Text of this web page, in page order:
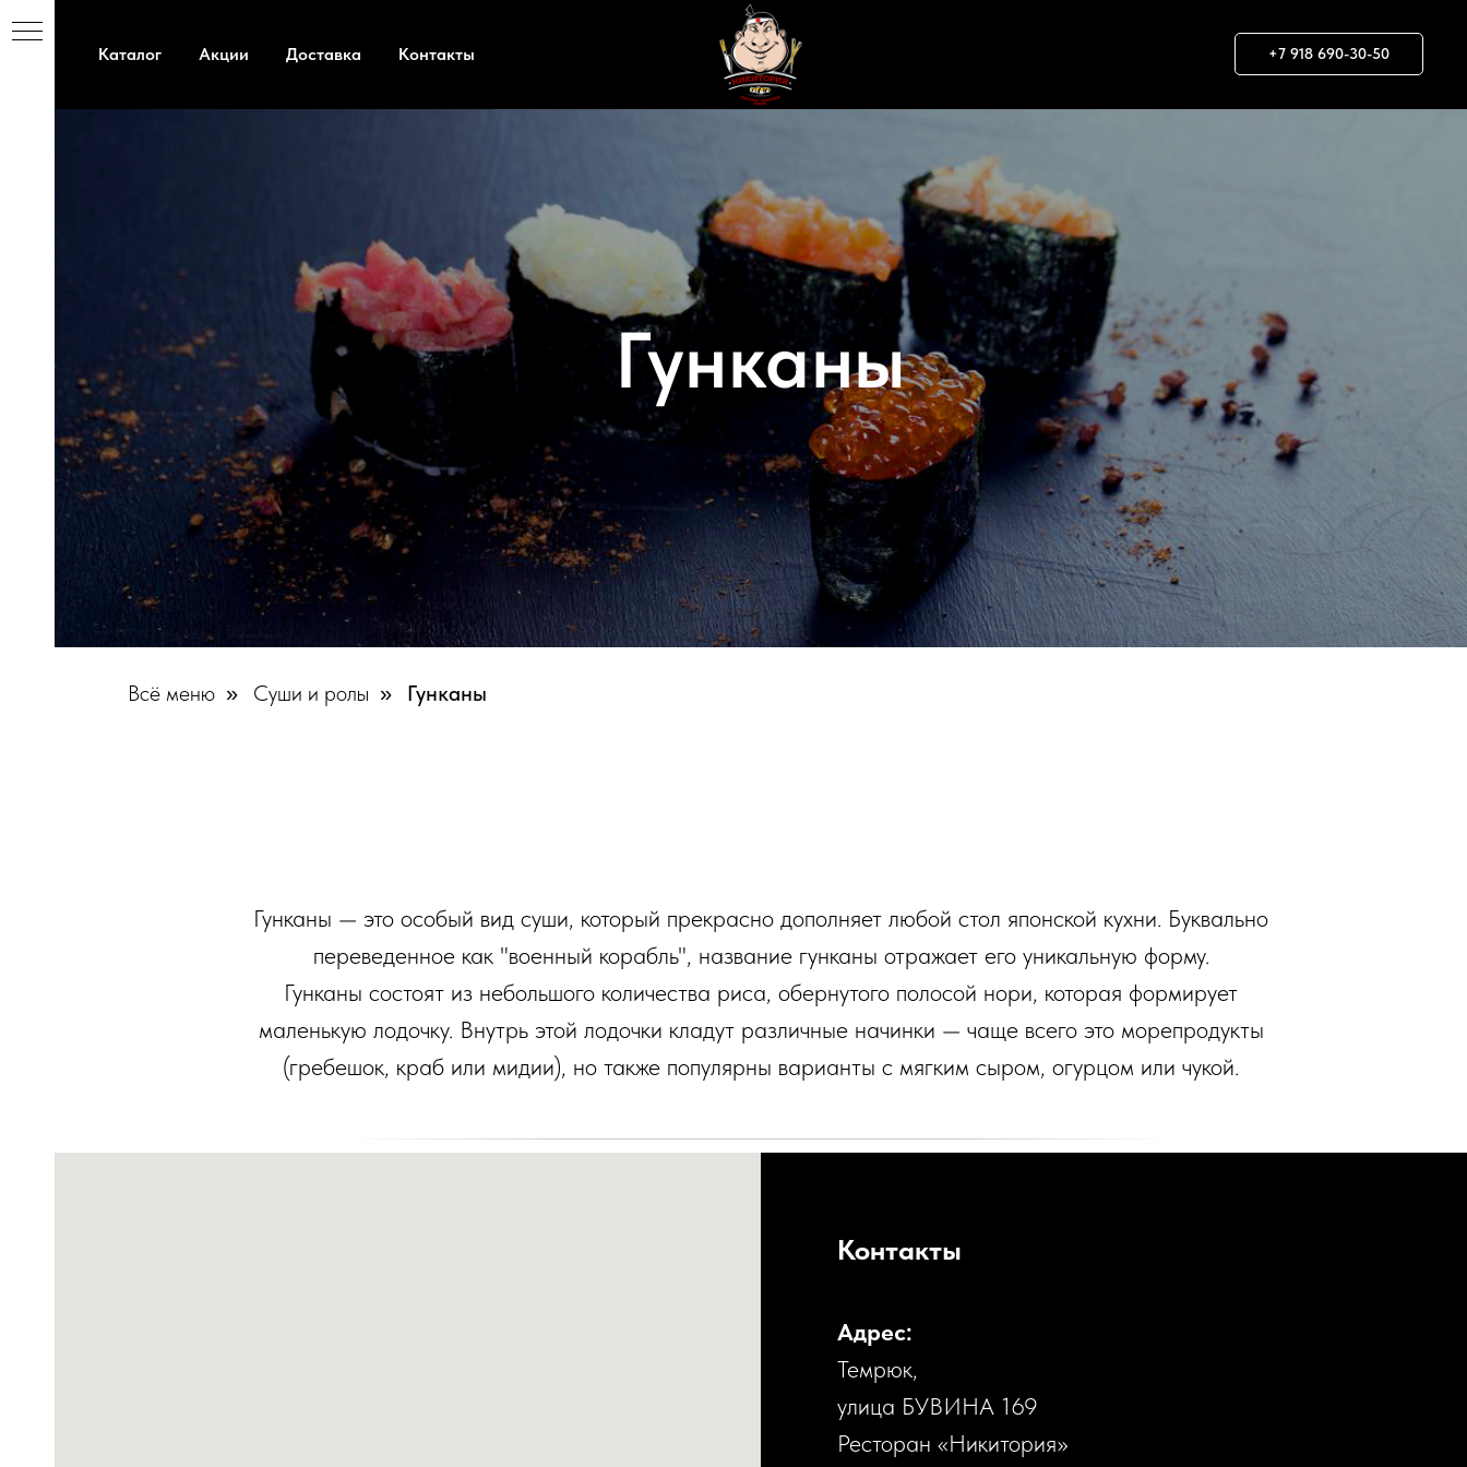
Каталог Акции Доставка Контакты +7 918 690-30-50
Гунканы
Всё меню » Суши и ролы » Гунканы
Гунканы — это особый вид суши, который прекрасно дополняет любой стол японской кухни. Буквально
переведенное как "военный корабль", название гунканы отражает его уникальную форму.
Гунканы состоят из небольшого количества риса, обернутого полосой нори, которая формирует
маленькую лодочку. Внутрь этой лодочки кладут различные начинки — чаще всего это морепродукты
(гребешок, краб или мидии), но также популярны варианты с мягким сыром, огурцом или чукой.
Контакты
Адрес:
Темрюк,
улица БУВИНА 169
Ресторан «Никитория»